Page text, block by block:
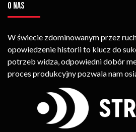
O NAS
W świecie zdominowanym przez
opowiedzenie historii to klucz do
potrzeb widza, odpowiedni dobór
proces produkcyjny pozwala nam